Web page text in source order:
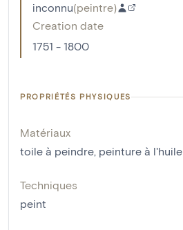
inconnu(peintre)
Creation date
1751 - 1800
PROPRIÉTÉS PHYSIQUES
Matériaux
toile à peindre, peinture à l'huile
Techniques
peint